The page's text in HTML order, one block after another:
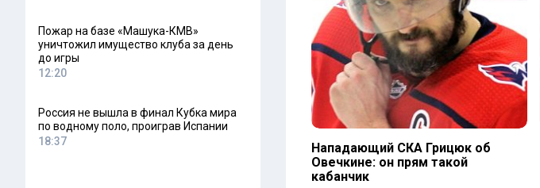
Пожар на базе «Машука-КМВ»
уничтожил имущество клуба за день
до игры
12:20
Россия не вышла в финал Кубка мира
по водному поло, проиграв Испании
18:37
Нападающий СКА Грицюк об
Овечкине: он прям такой
кабанчик